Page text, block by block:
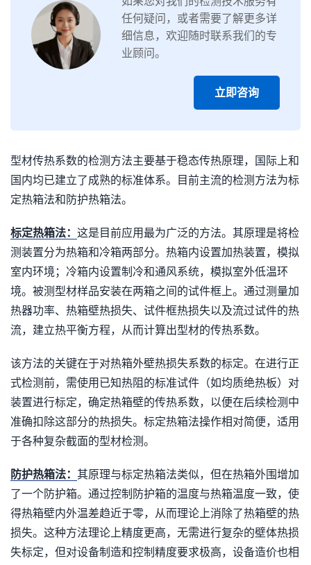
任何疑问，或者需要了解更多详
细信息，欢迎随时联系我们的专
业顾问。
立即咨询
型材传热系数的检测方法主要基于稳态传热原理，国际上和
国内均已建立了成熟的标准体系。目前主流的检测方法为标
定热箱法和防护热箱法。
标定热箱法： 这是目前应用最为广泛的方法。其原理是将检
测装置分为热箱和冷箱两部分。热箱内设置加热装置，模拟
室内环境；冷箱内设置制冷和通风系统，模拟室外低温环
境。被测型材样品安装在两箱之间的试件框上。通过测量加
热器功率、热箱壁热损失、试件框热损失以及流过试件的热
流，建立热平衡方程，从而计算出型材的传热系数。
该方法的关键在于对热箱外壁热损失系数的标定。在进行正
式检测前，需使用已知热阻的标准试件（如均质绝热板）对
装置进行标定，确定热箱壁的传热系数，以便在后续检测中
准确扣除这部分的热损失。标定热箱法操作相对简便，适用
于各种复杂截面的型材检测。
防护热箱法： 其原理与标定热箱法类似，但在热箱外围增加
了一个防护箱。通过控制防护箱的温度与热箱温度一致，使
得热箱壁内外温差趋近于零，从而理论上消除了热箱壁的热
损失。这种方法理论上精度更高，无需进行复杂的壁体热损
失标定，但对设备制造和控制精度要求极高，设备造价也相